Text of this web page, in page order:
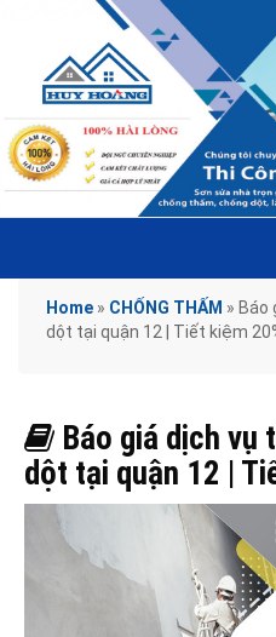
Home » CHỐNG THẤM » Báo
dột tại quận 12 | Tiết kiệm
Báo giá dịch vụ
dột tại quận 12 |